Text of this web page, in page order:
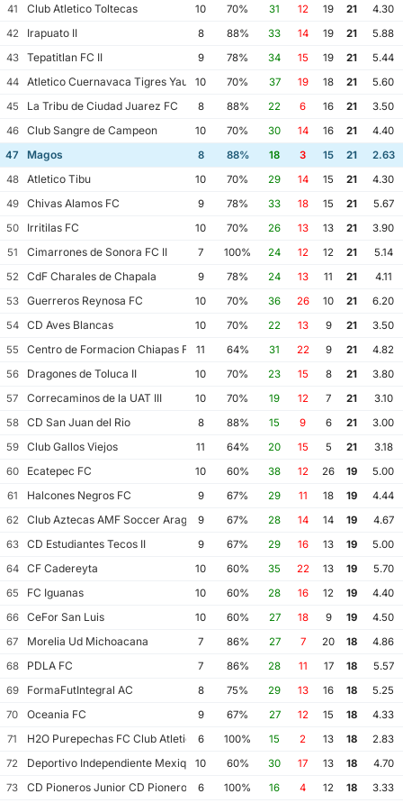
41
Club Atletico Toltecas 10 70% 31 12 19 21
4.30
42
Irapuato II 8 88% 33 14 19 21
5.88
43
Tepatitlan FC II 9 78% 34 15 19 21
5.44
44
Atletico Cuernavaca Tigres Yautepec
10 70% 37 19 18 21
5.60
45
La Tribu de Ciudad Juarez FC 8 88% 22 6 16 21
3.50
46
Club Sangre de Campeon 10 70% 30 14 16 21
4.40
47
Magos 8 88% 18 3 15 21
2.63
48
Atletico Tibu 10 70% 29 14 15 21
4.30
49
Chivas Alamos FC 9 78% 33 18 15 21
5.67
50
Irritilas FC 10 70% 26 13 13 21
3.90
51
Cimarrones de Sonora FC II 7 100% 24 12 12 21
5.14
52
CdF Charales de Chapala 9 78% 24 13 11 21
4.11
53
Guerreros Reynosa FC 10 70% 36 26 10 21
6.20
54
CD Aves Blancas 10 70% 22 13 9 21
3.50
55
Centro de Formacion Chiapas Futbol
11 64% 31 22 9 21
4.82
56
Dragones de Toluca II 10 70% 23 15 8 21
3.80
57
Correcaminos de la UAT III 10 70% 19 12 7 21
3.10
58
CD San Juan del Rio 8 88% 15 9 6 21
3.00
59
Club Gallos Viejos 11 64% 20 15 5 21
3.18
60
Ecatepec FC 10 60% 38 12 26 19
5.00
61
Halcones Negros FC 9 67% 29 11 18 19
4.44
62
Club Aztecas AMF Soccer Aragon9 67% 28 14 14 19
4.67
63
CD Estudiantes Tecos II 9 67% 29 16 13 19
5.00
64
CF Cadereyta 10 60% 35 22 13 19
5.70
65
FC Iguanas 10 60% 28 16 12 19
4.40
66
CeFor San Luis 10 60% 27 18 9 19
4.50
67
Morelia Ud Michoacana 7 86% 27 7 20 18
4.86
68
PDLA FC 7 86% 28 11 17 18
5.57
69
FormaFutIntegral AC 8 75% 29 13 16 18
5.25
70
Oceania FC 9 67% 27 12 15 18
4.33
71
H2O Purepechas FC Club Atletico Morelia II
6 100% 15 2 13 18
2.83
72
Deportivo Independiente Mexiquense
10 60% 30 17 13 18
4.70
73
CD Pioneros Junior CD Pioneros de Cancun II
6 100% 16 4 12 18
3.33